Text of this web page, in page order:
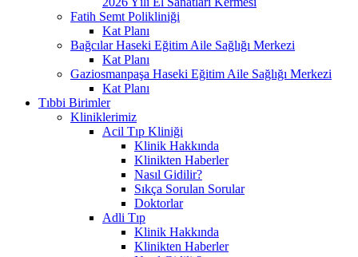
Fatih Semt Polikliniği
Kat Planı
Bağcılar Haseki Eğitim Aile Sağlığı Merkezi
Kat Planı
Gaziosmanpaşa Haseki Eğitim Aile Sağlığı Merkezi
Kat Planı
Tıbbi Birimler
Kliniklerimiz
Acil Tıp Kliniği
Klinik Hakkında
Klinikten Haberler
Nasıl Gidilir?
Sıkça Sorulan Sorular
Doktorlar
Adli Tıp
Klinik Hakkında
Klinikten Haberler